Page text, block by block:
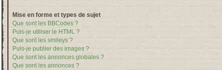
Mise en forme et types de sujet
Que sont les BBCodes ?
Puis-je utiliser le HTML ?
Que sont les smileys ?
Puis-je publier des images ?
Que sont les annonces globales ?
Que sont les annonces ?